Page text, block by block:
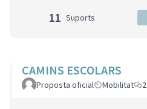
11 Suports
CAMINS ESCOLARS
Proposta oficial Mobilitat 2